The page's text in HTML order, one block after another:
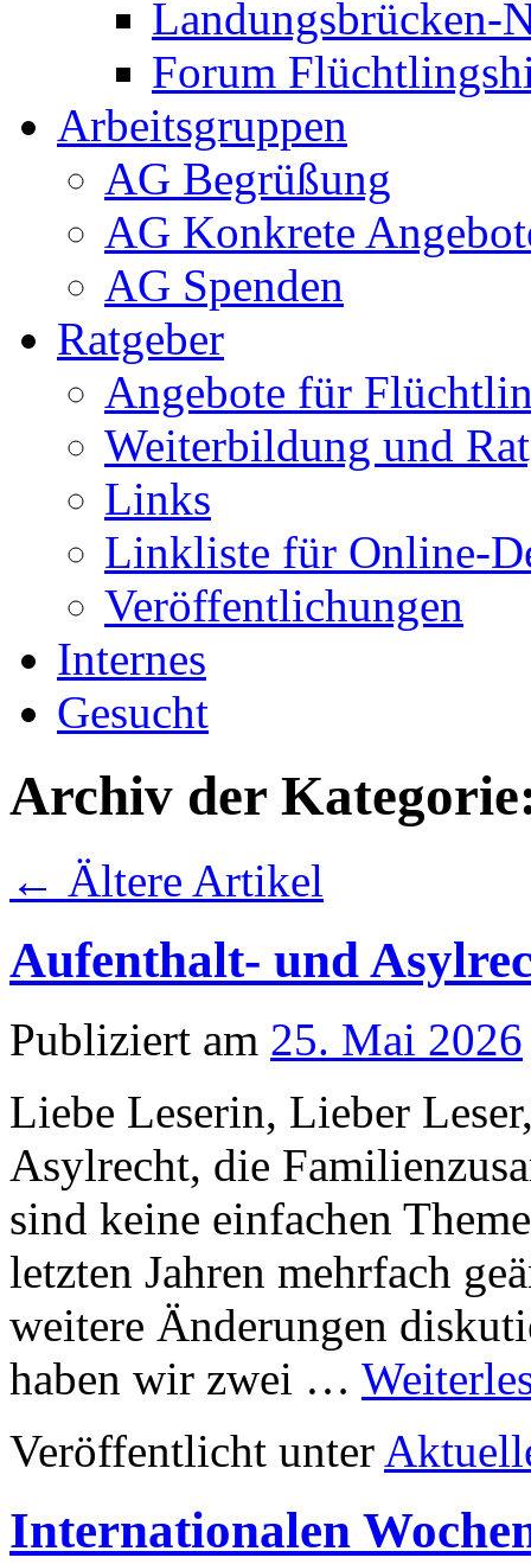
Landungsbrücken-
Forum
Arbeitsgruppen
AG Begrüßung
AG Konkrete
AG Spenden
Ratgeber
Angebote für
Weiterbildung und
Links
Linkliste für Online-
Veröffentlichungen
Internes
Gesucht
Archiv der
← Ältere Artikel
Aufenthalt- und
Publiziert am 25. Mai 2026
Liebe Leserin, Lieber
Asylrecht, die
sind keine einfachen
letzten Jahren mehrfach
weitere Änderungen
haben wir zwei …
Veröffentlicht unter
Internationalen